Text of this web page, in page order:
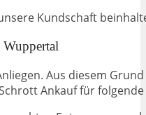
Kundschaft
Aus diesem
Ankauf für folgende